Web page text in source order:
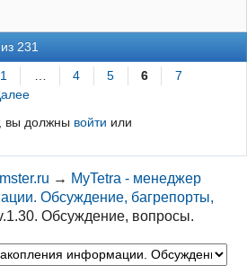
231
1 … 4 5 6
7
вы должны войти или
→ MyTetra - менеджер
Обсуждение, багрепорты,
Обсуждение, вопросы.